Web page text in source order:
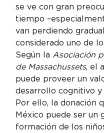
se ve con gran
tiempo
van perdiendo
considerado uno de
Según la Asociación
de Massachussets, el
puede proveer un
desarrollo cognitivo y
Por ello, la donación
México puede ser un
formación de los